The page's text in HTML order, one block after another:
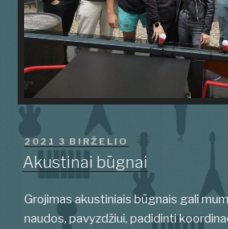
PASKELBTA
2021 3 BIRŽELIO
Akustinai būgnai
Grojimas akustiniais būgnais gali
naudos, pavyzdžiui, padidinti